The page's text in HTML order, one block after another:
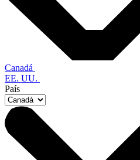
Canadá
EE. UU.
País